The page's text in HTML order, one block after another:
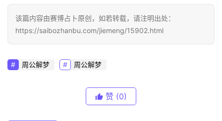
该篇内容由赛博占卜原创，如若转载，请注明出处：
https://saibozhanbu.com/jiemeng/15902.html
周公解梦 周公解梦
赞 (0)